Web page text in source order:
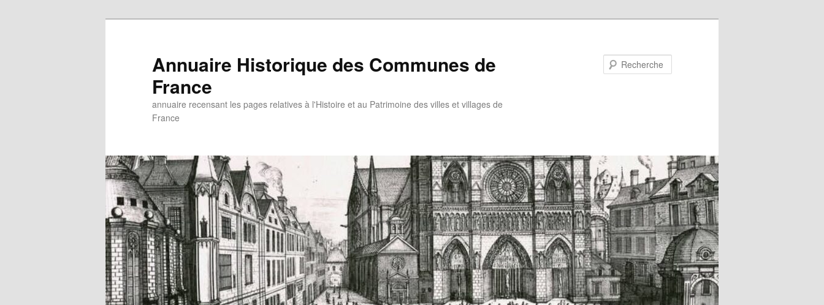
Annuaire Historique des Communes de
France
annuaire recensant les pages relatives à l'Histoire et au Patrimoine des villes et villages de
France